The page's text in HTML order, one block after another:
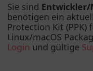
Sie sind Entwickler/
benötigen ein
Protection Kit (PPK)
Linux/macOS
Login und gültige